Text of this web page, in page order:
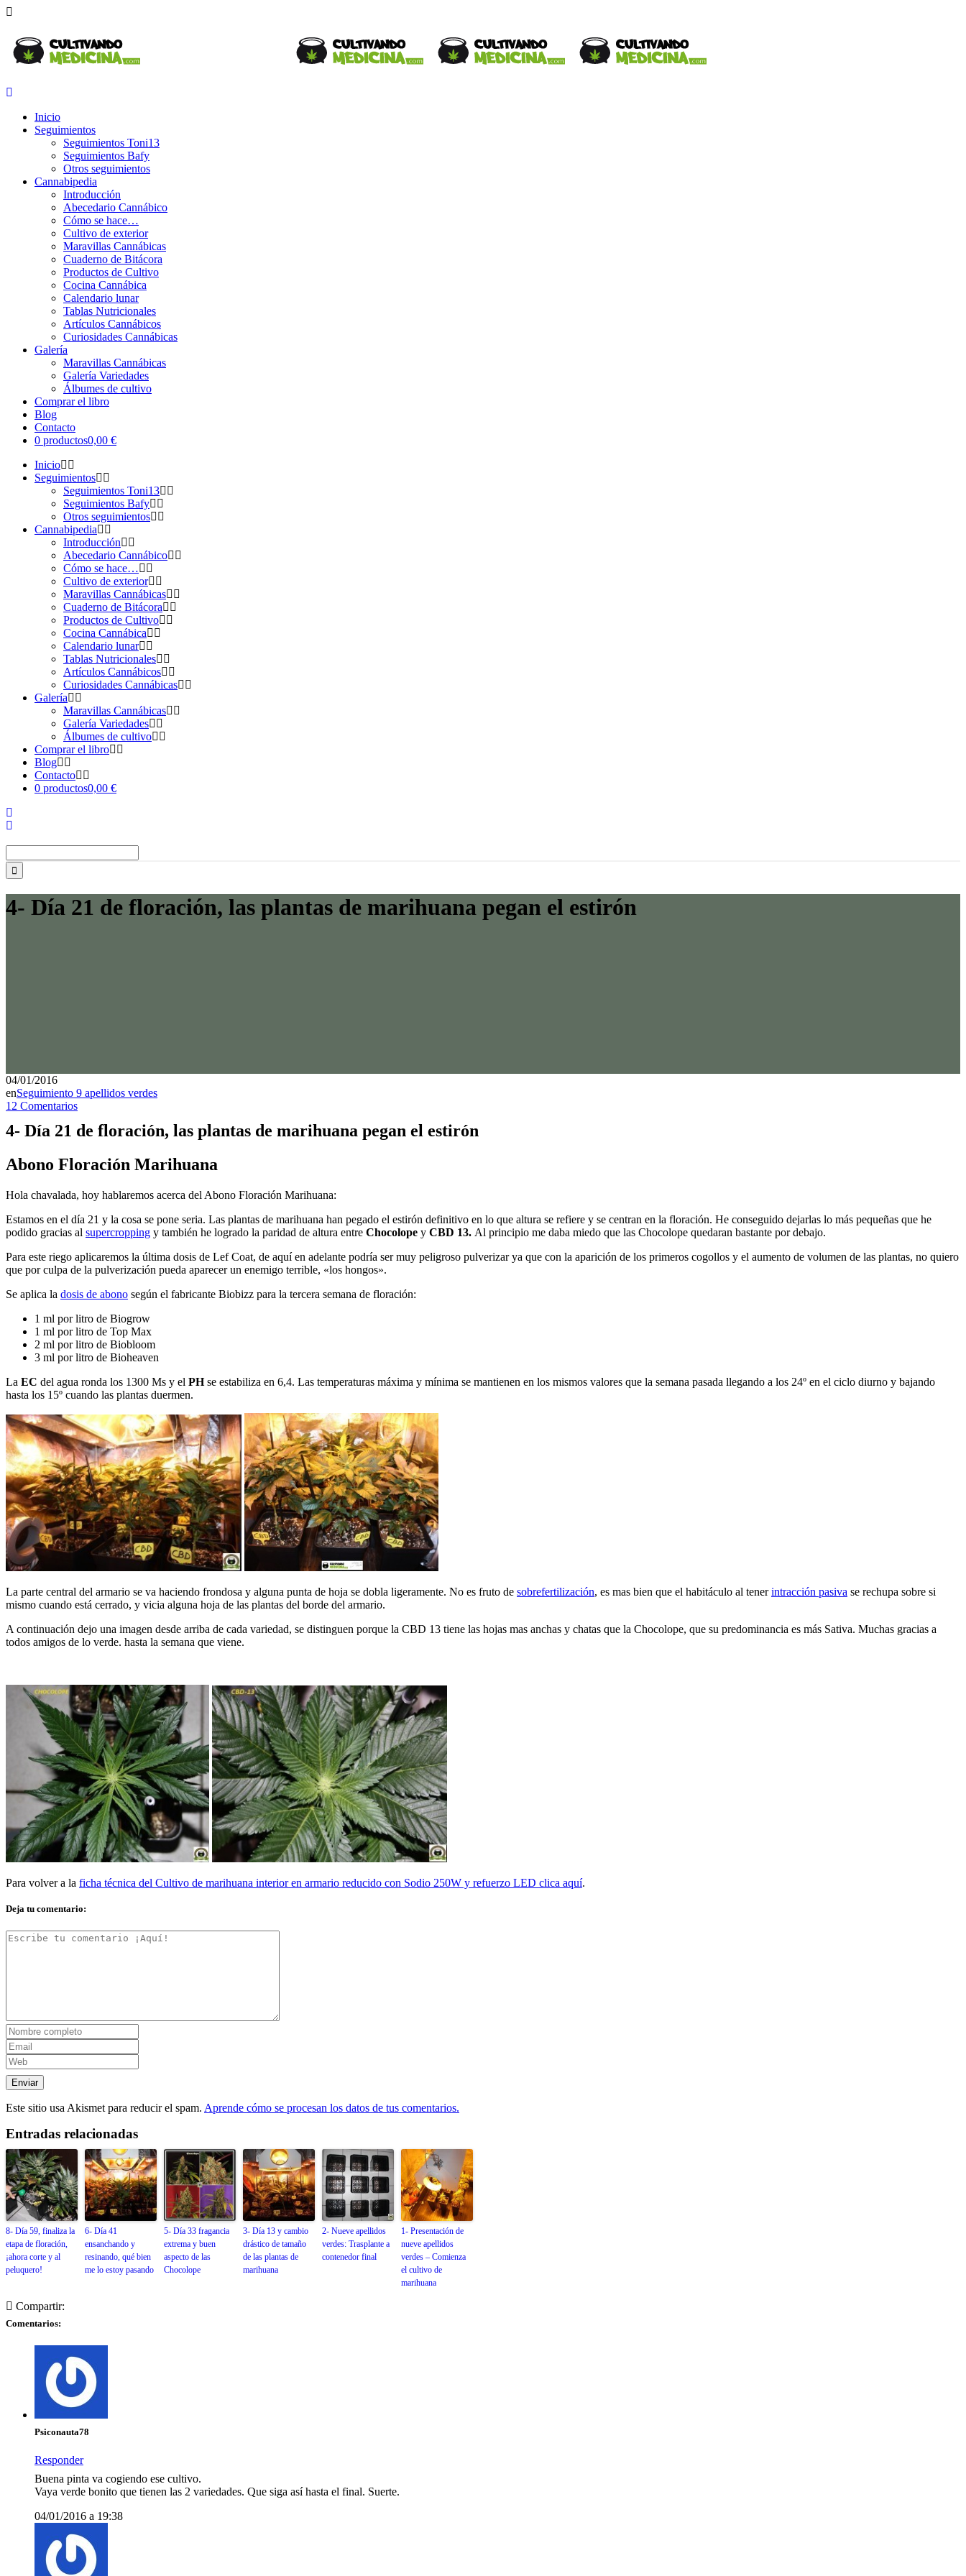
Inicio
Seguimientos
Seguimientos Toni13
Seguimientos Bafy
Otros seguimientos
Cannabipedia
Introducción
Abecedario Cannábico
Cómo se hace…
Cultivo de exterior
Maravillas Cannábicas
Cuaderno de Bitácora
Productos de Cultivo
Cocina Cannábica
Calendario lunar
Tablas Nutricionales
Artículos Cannábicos
Curiosidades Cannábicas
Galería
Maravillas Cannábicas
Galería Variedades
Álbumes de cultivo
Comprar el libro
Blog
Contacto
0 productos0,00 €
Inicio
Seguimientos
Seguimientos Toni13
Seguimientos Bafy
Otros seguimientos
Cannabipedia
Introducción
Abecedario Cannábico
Cómo se hace…
Cultivo de exterior
Maravillas Cannábicas
Cuaderno de Bitácora
Productos de Cultivo
Cocina Cannábica
Calendario lunar
Tablas Nutricionales
Artículos Cannábicos
Curiosidades Cannábicas
Galería
Maravillas Cannábicas
Galería Variedades
Álbumes de cultivo
Comprar el libro
Blog
Contacto
0 productos0,00 €
4- Día 21 de floración, las plantas de marihuana pegan el estirón
04/01/2016
enSeguimiento 9 apellidos verdes
12 Comentarios
4- Día 21 de floración, las plantas de marihuana pegan el estirón
Abono Floración Marihuana
Hola chavalada, hoy hablaremos acerca del Abono Floración Marihuana:
Estamos en el día 21 y la cosa se pone seria. Las plantas de marihuana han pegado el estirón definitivo en lo que altura se refiere y se centran en la floración. He conseguido dejarlas lo más pequeñas que he
podido gracias al supercropping y también he logrado la paridad de altura entre Chocolope y CBD 13. Al principio me daba miedo que las Chocolope quedaran bastante por debajo.
Para este riego aplicaremos la última dosis de Lef Coat, de aquí en adelante podría ser muy peligroso pulverizar ya que con la aparición de los primeros cogollos y el aumento de volumen de las plantas, no quiero
que por culpa de la pulverización pueda aparecer un enemigo terrible, «los hongos».
Se aplica la dosis de abono según el fabricante Biobizz para la tercera semana de floración:
1 ml por litro de Biogrow
1 ml por litro de Top Max
2 ml por litro de Biobloom
3 ml por litro de Bioheaven
La EC del agua ronda los 1300 Ms y el PHse estabiliza en 6,4. Las temperaturas máxima y mínima se mantienen en los mismos valores que la semana pasada llegando a los 24º en el ciclo diurno y bajando
hasta los 15º cuando las plantas duermen.
La parte central del armario se va haciendo frondosa y alguna punta de hoja se dobla ligeramente. No es fruto de sobrefertilización, es mas bien que el habitáculo al tenerintracción pasiva se rechupa sobre si
mismo cuando está cerrado, y vicia alguna hoja de las plantas del borde del armario.
A continuación dejo una imagen desde arriba de cada variedad, se distinguen porque la CBD 13 tiene las hojas mas anchas y chatas que la Chocolope, que su predominancia es más Sativa. Muchas gracias a
todos amigos de lo verde. hasta la semana que viene.
Para volver a la ficha técnica del Cultivo de marihuana interior en armario reducido con Sodio 250W y refuerzo LED clica aquí.
Deja tu comentario:
Este sitio usa Akismet para reducir el spam. Aprende cómo se procesan los datos de tus comentarios.
Entradas relacionadas
8- Día 59, finaliza la
etapa de floración,
¡ahora corte y al
peluquero!
6- Día 41
ensanchando y
resinando, qué bien
me lo estoy pasando
5- Día 33 fragancia
extrema y buen
aspecto de las
Chocolope
3- Día 13 y cambio
drástico de tamaño
de las plantas de
marihuana
2- Nueve apellidos
verdes: Trasplante a
contenedor final
1- Presentación de
nueve apellidos
verdes – Comienza
el cultivo de
marihuana
Compartir:
Comentarios:
Psiconauta78
Responder
Buena pinta va cogiendo ese cultivo.
Vaya verde bonito que tienen las 2 variedades. Que siga así hasta el final. Suerte.
04/01/2016 a 19:38